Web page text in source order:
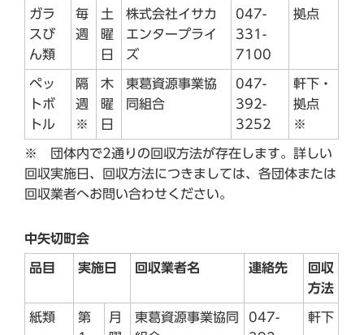
ガラ
スび
ん類
毎
週
土
曜
日
株式会社イサカ
エンタープライ
ズ
047-
331-
7100
拠点
ペッ
トボ
トル
隔
週
※
木
曜
日
東葛資源事業協
同組合
047-
392-
3252
軒下・
拠点
※
※ 団体内で2通りの回収方法が存在します。詳しい
回収実施日、回収方法につきましては、各団体または
回収業者へお問い合わせください。
中矢切町会
品目 実施日 回収業者名 連絡先
回収
方法
紙類
第
月
東葛資源事業協同
047-
軒下